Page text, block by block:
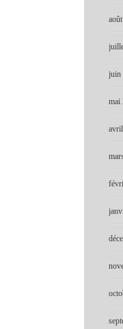
juin
mai